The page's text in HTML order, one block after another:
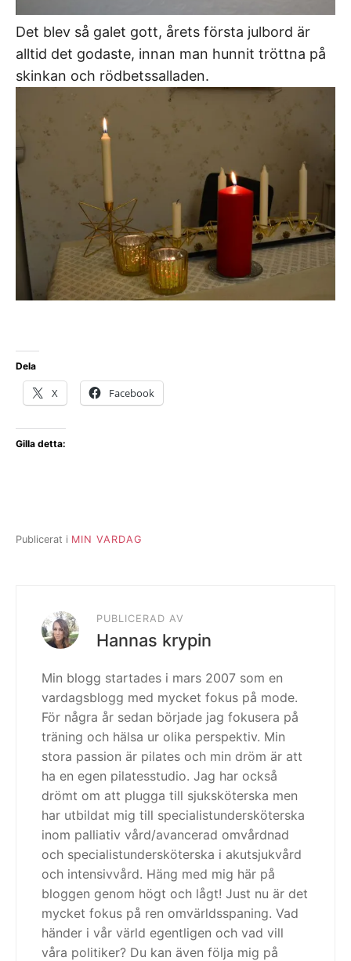
Det blev så galet gott, årets första julbord är
alltid det godaste, innan man hunnit tröttna på
skinkan och rödbetssalladen.
Dela
X Facebook
Gilla detta:
Publicerat i MIN VARDAG
PUBLICERAD AV
Hannas krypin
Min blogg startades i mars 2007 som en
vardagsblogg med mycket fokus på mode.
För några år sedan började jag fokusera på
träning och hälsa ur olika perspektiv. Min
stora passion är pilates och min dröm är att
ha en egen pilatesstudio. Jag har också
drömt om att plugga till sjuksköterska men
har utbildat mig till specialistundersköterska
inom palliativ vård/avancerad omvårdnad
och specialistundersköterska i akutsjukvård
och intensivvård. Häng med mig här på
bloggen genom högt och lågt! Just nu är det
mycket fokus på ren omvärldsspaning. Vad
händer i vår värld egentligen och vad vill
våra politiker? Du kan även följa mig på